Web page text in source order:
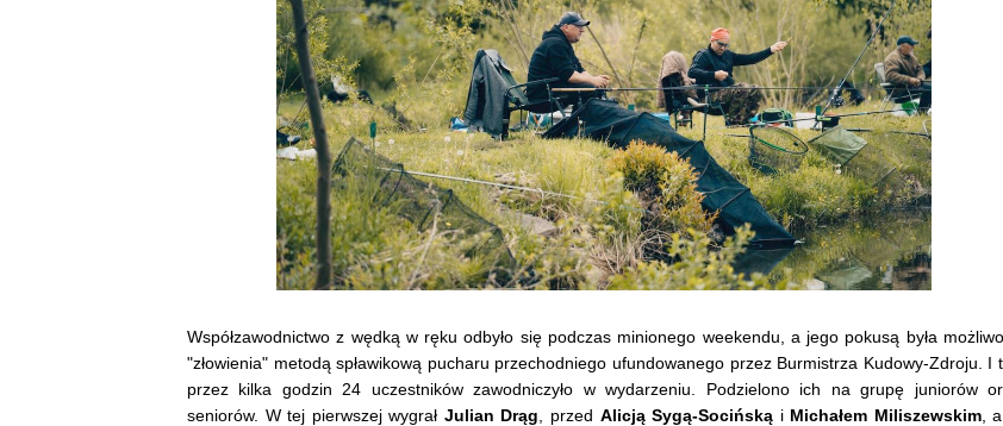
Współzawodnictwo z wędką w ręku odbyło się podczas minionego weekendu, a jego pokusą była
"złowienia" metodą spławikową pucharu przechodniego ufundowanego przez Burmistrza Kudowy-Zdroju. I
przez kilka godzin 24 uczestników zawodniczyło w wydarzeniu. Podzielono ich na grupę juniorów
seniorów. W tej pierwszej wygrał Julian Drąg , przed Alicją Sygą-Socińską i Michałem Miliszewskim,